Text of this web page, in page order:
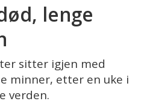
lenge
sitter igjen med
minner, etter en uke i
verden.